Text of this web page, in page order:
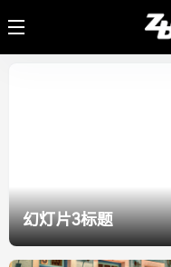
幻灯片4标题